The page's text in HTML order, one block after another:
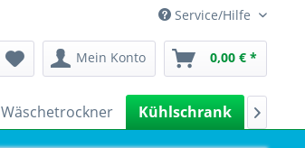
Service/Hilfe
Mein Konto 0,00 € *
Wäschetrockner Kühlschrank 